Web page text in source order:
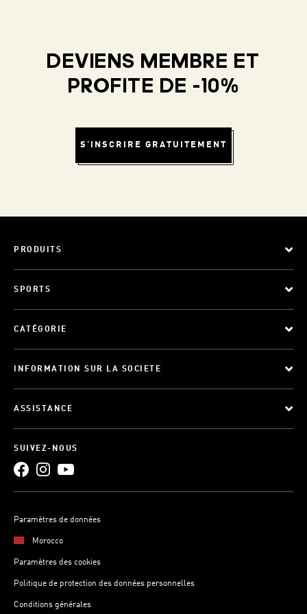
DEVIENS MEMBRE ET
PROFITE DE -10%
S'INSCRIRE GRATUITEMENT
PRODUITS
SPORTS
CATÉGORIE
INFORMATION SUR LA SOCIETE
ASSISTANCE
SUIVEZ-NOUS
Paramètres de données
Morocco
Paramètres des cookies
Politique de protection des données personnelles
Conditions générales